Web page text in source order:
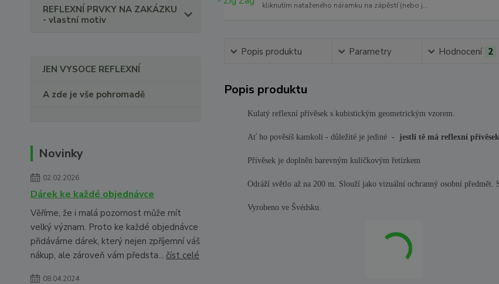
REFLEXNÍ PRVKY NA ZAKÁZKU
- vlastní motiv
JEN VYSOCE REFLEXNÍ
A zde je vše pohromadě
Novinky
02.02.2026
Dárek ke každé objednávce
Věříme, že i malá pozornost může mít
velký význam. Proto ke každé objednávce
přidáváme dárek, který nejen zpříjemní váš
nákup, ale zároveň vám předsta... číst celé
08.04.2024
kliknutím nataženého náramku na zápěstí (nebo j...
Popis produktu Parametry Hodnocení 2
Popis produktu
Kulatý reflexní přívěsek s kubistickým geometrickým vzorem.
Ať ho pověsíš kamkoli - důležité je jediné - jestli tě má reflexní
Přívěsek je doplněn barevným kuličkovým řetízkem
Odráží světlo až na 200 m. Slouží jako vizuální ochranný osobní předmět.
Vyrobeno ve Švédsku.